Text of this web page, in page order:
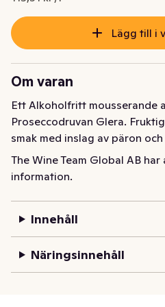
Lägg till i
Om varan
Ett Alkoholfritt mousserande
Proseccodruvan Glera.
smak med inslag av päron
The Wine Team Global AB
information.
Innehåll
Näringsinnehåll